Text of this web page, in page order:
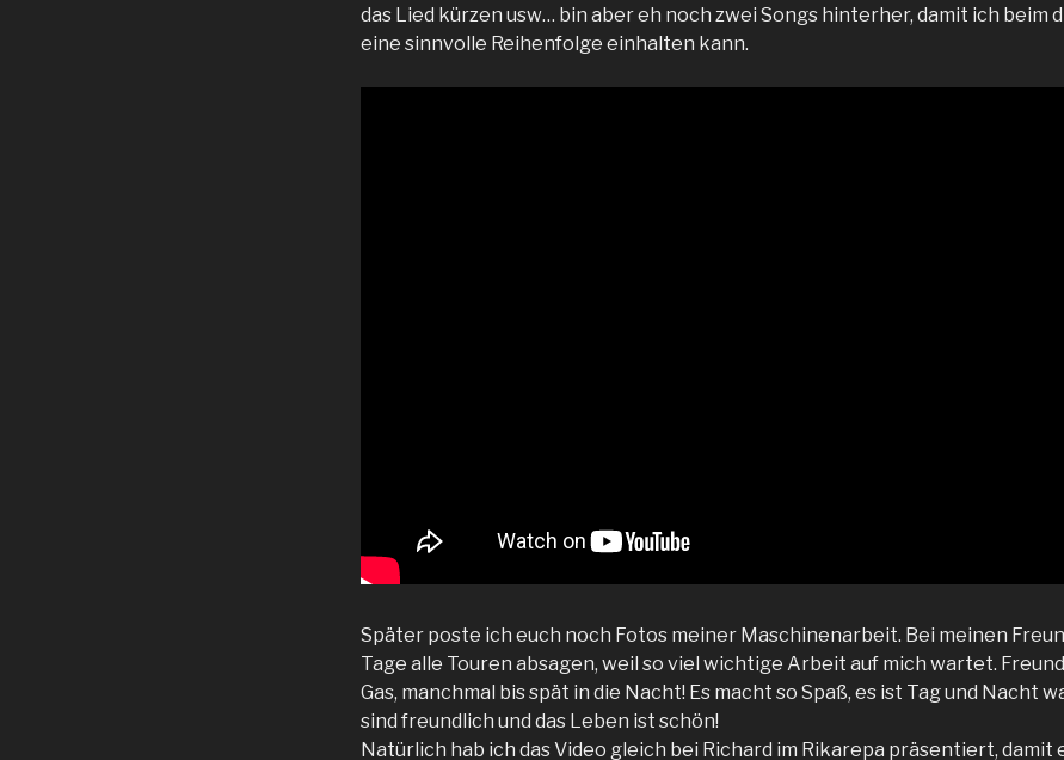
das Lied kürzen usw… bin aber eh noch zwei Songs hinterher, damit ich beim
eine sinnvolle Reihenfolge einhalten kann.
Später poste ich euch noch Fotos meiner Maschinenarbeit. Bei meinen
Tage alle Touren absagen, weil so viel wichtige Arbeit auf mich wartet.
Gas, manchmal bis spät in die Nacht! Es macht so Spaß, es ist Tag und Nacht
sind freundlich und das Leben ist schön!
Natürlich hab ich das Video gleich bei Richard im Rikarepa präsentiert, damit